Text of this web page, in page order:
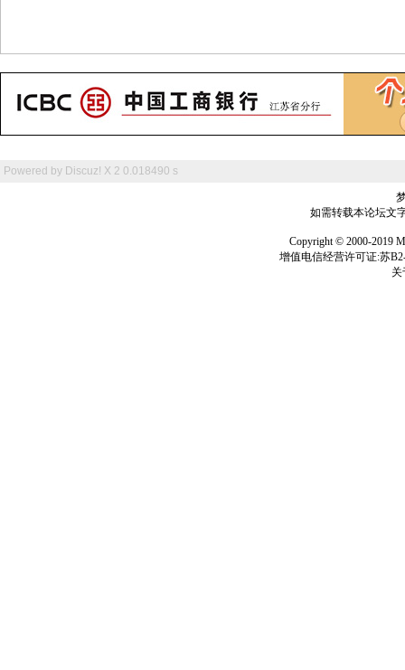
Powered by Discuz! X 2 0.018490 s
如需转载本论坛文
Copyright © 2000-2019
增值电信经营许可证:苏
关